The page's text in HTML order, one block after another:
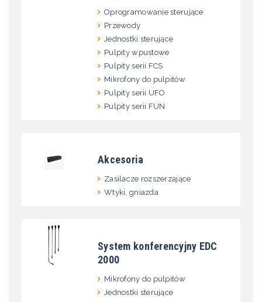
Oprogramowanie sterujące
Przewody
Jednostki sterujące
Pulpity wpustowe
Pulpity serii FCS
Mikrofony do pulpitów
Pulpity serii UFO
Pulpity serii FUN
Akcesoria
Zasilacze rozszerzające
Wtyki, gniazda
System konferencyjny EDC
2000
Mikrofony do pulpitów
Jednostki sterujące